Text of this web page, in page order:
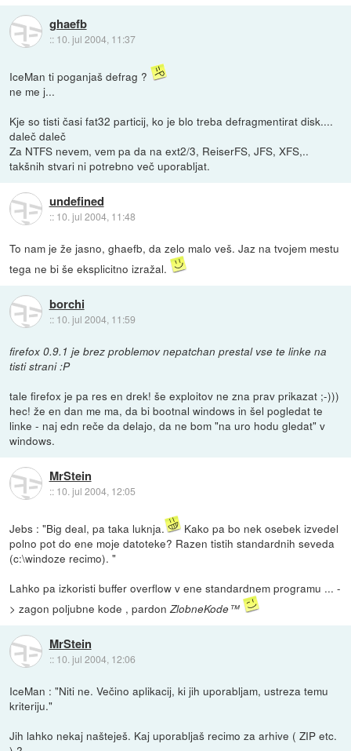
ghaefb
:: 10. jul 2004, 11:37
IceMan ti poganjaš defrag ?
ne me j...
Kje so tisti časi fat32 particij, ko je blo treba defragmentirat disk....
daleč daleč
Za NTFS nevem, vem pa da na ext2/3, ReiserFS, JFS, XFS,..
takšnih stvari ni potrebno več uporabljat.
undefined
:: 10. jul 2004, 11:48
To nam je že jasno, ghaefb, da zelo malo veš. Jaz na tvojem mestu
tega ne bi še eksplicitno izražal.
borchi
:: 10. jul 2004, 11:59
firefox 0.9.1 je brez problemov nepatchan prestal vse te linke na
tisti strani :P
tale firefox je pa res en drek! še exploitov ne zna prav prikazat ;-)))
hec! že en dan me ma, da bi bootnal windows in šel pogledat te
linke - naj edn reče da delajo, da ne bom "na uro hodu gledat" v
windows.
MrStein
:: 10. jul 2004, 12:05
Jebs : "Big deal, pa taka luknja.
Kako pa bo nek osebek izvedel
polno pot do ene moje datoteke? Razen tistih standardnih seveda
(c:\windoze recimo). "
Lahko pa izkoristi buffer overflow v ene standardnem programu ... -
> zagon poljubne kode , pardonZlobneKode™
MrStein
:: 10. jul 2004, 12:06
IceMan : "Niti ne. Večino aplikacij, ki jih uporabljam, ustreza temu
kriteriju."
Jih lahko nekaj našteješ. Kaj uporabljaš recimo za arhive ( ZIP etc.